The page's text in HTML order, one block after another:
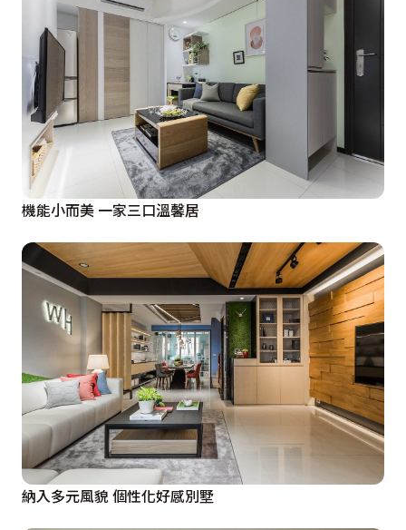
機能小而美 一家三口溫馨居
納入多元風貌 個性化好感別墅